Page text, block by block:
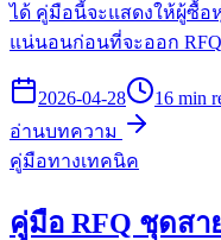
ได้ คู่มือนี้จะแสดงให้ผู้ซื้อ
แน่นอนก่อนที่จะออก RFQ
2026-04-28
16 min
อ่านบทความ
คู่มือทางเทคนิค
คู่มือ RFQ ชุดส